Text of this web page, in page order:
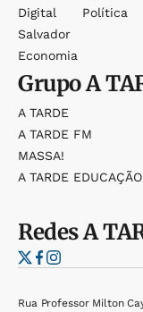
Digital
Salvador
Economia
Política
GrupoA
A TARDE
A TARDE FM
MASSA!
A TARDE EDUCAÇÃO
RedesA
Rua Professor Milton